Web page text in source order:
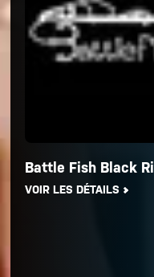
Battle Fish Black
VOIR LES DÉTAILS